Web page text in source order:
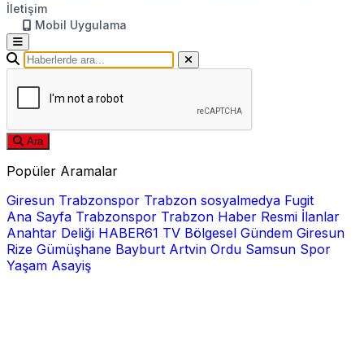
İletişim
Mobil Uygulama
Ara
Popüler Aramalar
Giresun Trabzonspor Trabzon sosyalmedya Fugit
Ana Sayfa Trabzonspor Trabzon Haber Resmi İlanlar
Anahtar Deliği HABER61 TV Bölgesel Gündem Giresun
Rize Gümüşhane Bayburt Artvin Ordu Samsun Spor
Yaşam Asayiş